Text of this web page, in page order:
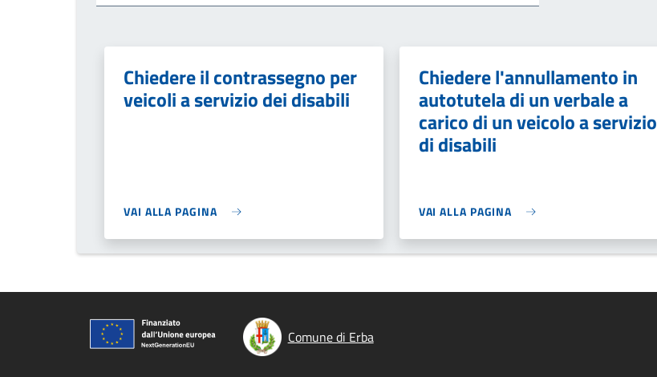
Chiedere il contrassegno per
veicoli a servizio dei disabili
VAI ALLA PAGINA
Chiedere l'annullamento in
autotutela di un verbale a
carico di un veicolo a servizio
di disabili
VAI ALLA PAGINA
Comune di Erba